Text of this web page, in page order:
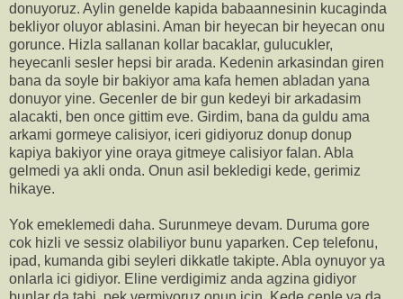
donuyoruz. Aylin genelde kapida babaannesinin kucaginda
bekliyor oluyor ablasini. Aman bir heyecan bir heyecan onu
gorunce. Hizla sallanan kollar bacaklar, gulucukler,
heyecanli sesler hepsi bir arada. Kedenin arkasindan giren
bana da soyle bir bakiyor ama kafa hemen abladan yana
donuyor yine. Gecenler de bir gun kedeyi bir arkadasim
alacakti, ben once gittim eve. Girdim, bana da guldu ama
arkami gormeye calisiyor, iceri gidiyoruz donup donup
kapiya bakiyor yine oraya gitmeye calisiyor falan. Abla
gelmedi ya akli onda. Onun asil bekledigi kede, gerimiz
hikaye.
Yok emeklemedi daha. Surunmeye devam. Duruma gore
cok hizli ve sessiz olabiliyor bunu yaparken. Cep telefonu,
ipad, kumanda gibi seyleri dikkatle takipte. Abla oynuyor ya
onlarla ici gidiyor. Eline verdigimiz anda agzina gidiyor